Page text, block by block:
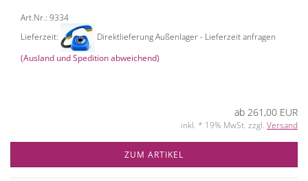
Art.Nr.: 9334
Lieferzeit:
Direktlieferung Außenlager - Lieferzeit anfragen
(Ausland und Spedition abweichend)
ab 261,00 EUR
inkl. * 19% MwSt. zzgl. Versand
ZUM ARTIKEL